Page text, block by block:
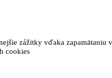
zážitky vďaka zapamätaniu
cookies